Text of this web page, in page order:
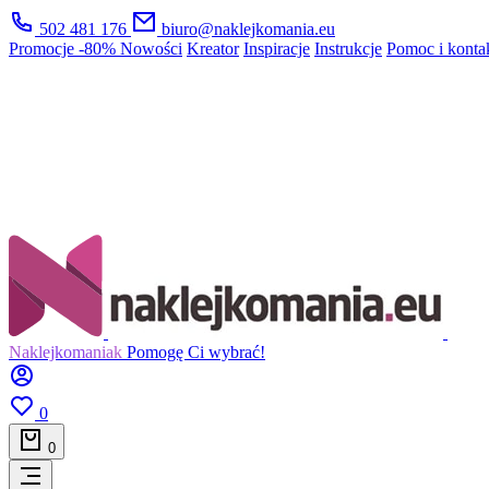
502 481 176
biuro@naklejkomania.eu
Promocje -80% Nowości Kreator Inspiracje Instrukcje Pomoc i
Naklejkomaniak Pomogę Ci wybrać!
0
0